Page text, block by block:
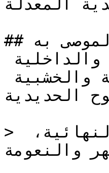
المعدلة.
## الاستخدام الموصى به
الحديدية .
> دهان زيتي مطفي ، عالي الجودة، للطبقات النهائية،
والنعومة.